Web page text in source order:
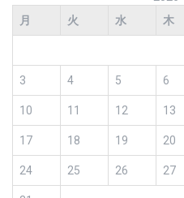
月
火 水 木
3 4 5 6
10 11 12 13
17 18 19 20
24 25 26 27